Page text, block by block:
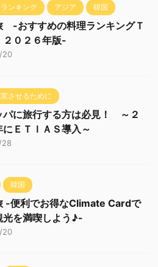
ンキング アジア 韓国
-おすすめの料理ランキングＴ
０２６年版-
20
させるために
パに旅行する方は必見！ ～２
にＥＴＩＡＳ導入～
韓国
-便利でお得なClimate Cardで
光を満喫しよう♪-
20